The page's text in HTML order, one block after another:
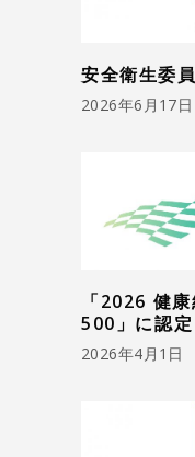
安全衛生委
2026年6月17日
「2026 健
500」に認定
2026年4月1日